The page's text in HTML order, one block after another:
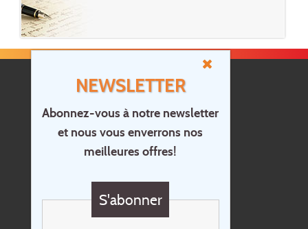
NEWSLETTER
Abonnez-vous à notre newsletter
et nous vous enverrons nos
meilleures offres!
S'abonner
Accueil
Contact
Questions?